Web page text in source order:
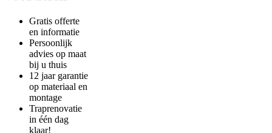
Gratis offerte
en informatie
Persoonlijk
advies op maat
bij u thuis
12 jaar garantie
op materiaal en
montage
Traprenovatie
in één dag
klaar!